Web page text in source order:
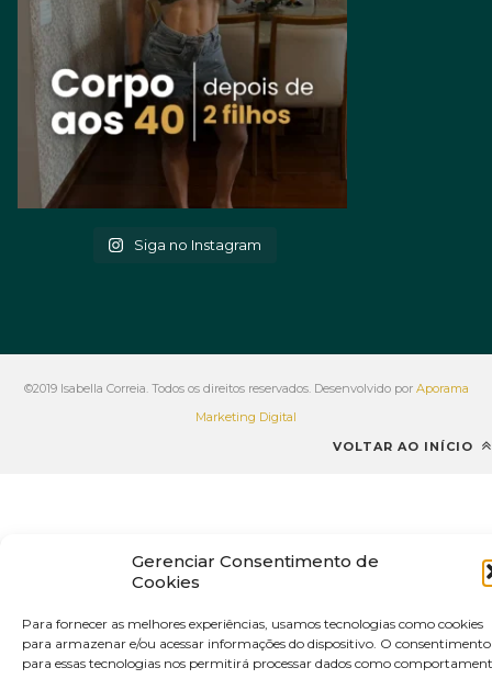
Gerenciar Consentimento de
Cookies
Para fornecer as melhores experiências, usamos tecnologias como cookies
para armazenar e/ou acessar informações do dispositivo. O consentimento
para essas tecnologias nos permitirá processar dados como
Siga no Instagram
©2019 Isabella Correia. Todos os direitos reservados. Desenvolvido por Aporama
Marketing Digital
VOLTAR AO INÍCIO